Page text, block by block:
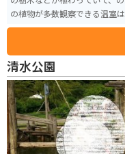
の植物が多数観察できる温室
です。屋外にも「あじさいロ
清水公園